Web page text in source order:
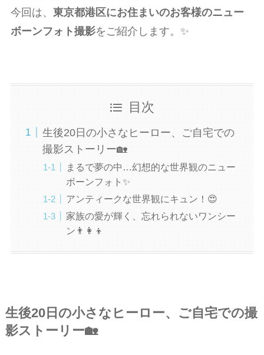
今回は、 東京都港区にお住まいのお客様のニュー
ボーンフォト撮影をご紹介します。✨
目次
生後20日の小さなヒーロー、ご自宅での
撮影ストーリー🏡
まるで夢の中…幻想的な世界観のニュー
ボーンフォト✨
アンティークな世界観にキュン！😍
家族の愛が輝く、忘れられないワンシー
ン👨‍👩‍👦
生後20日の小さなヒーロー、ご自宅での撮
影ストーリー🏡